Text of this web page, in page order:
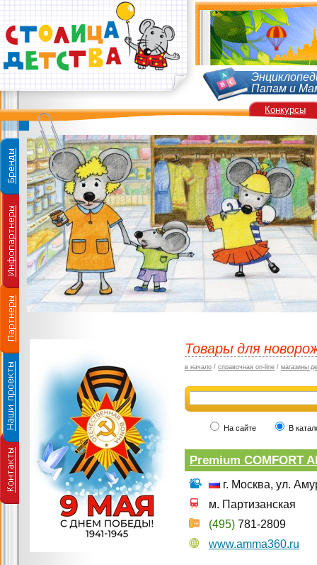
Папам и
Товары для
в начало / справочная on-line / магазины
На сайте В
Premium COMFORT
г. Москва, ул.
м. Партизанская
(495) 781-2809
www.amma360.ru
Конкурсы